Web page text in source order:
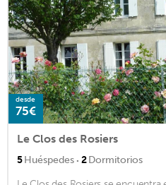
desde
75€
Le Clos des Rosiers
5Huéspedes · 2Dormitorios